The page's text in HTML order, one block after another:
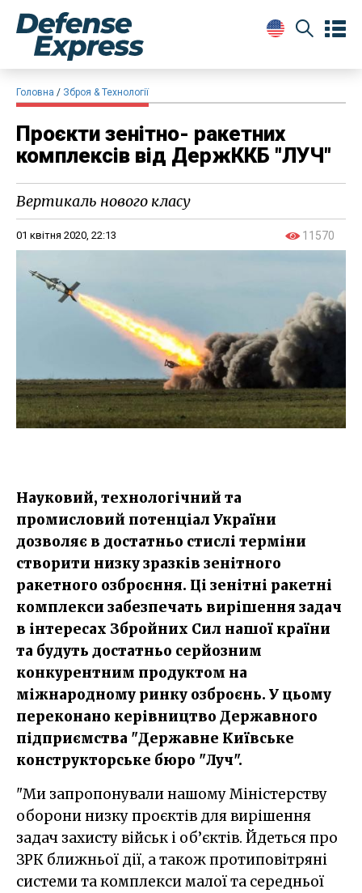
Головна Зброя & Технології
Проєкти зенітно- ракетних
комплексів від ДержККБ "ЛУЧ"
Вертикаль нового класу
01 квітня 2020, 22:13 11570
Науковий, технологічний та
промисловий потенціал України
дозволяє в достатньо стислі терміни
створити низку зразків зенітного
ракетного озброєння. Ці зенітні ракетні
комплекси забезпечать вирішення задач
в інтересах Збройних Сил нашої країни
та будуть достатньо серйозним
конкурентним продуктом на
міжнародному ринку озброєнь. У цьому
переконано керівництво Державного
підприємства "Державне Київське
конструкторське бюро "Луч".
"Ми запропонували нашому Міністерству
оборони низку проєктів для вирішення
задач захисту військ і об’єктів. Йдеться про
ЗРК ближньої дії, а також протиповітряні
системи та комплекси малої та середньої